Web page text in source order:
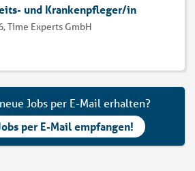
und Krankenpfleger/in
Time Experts GmbH
Jobs per E-Mail erhalten?
per E-Mail empfangen!